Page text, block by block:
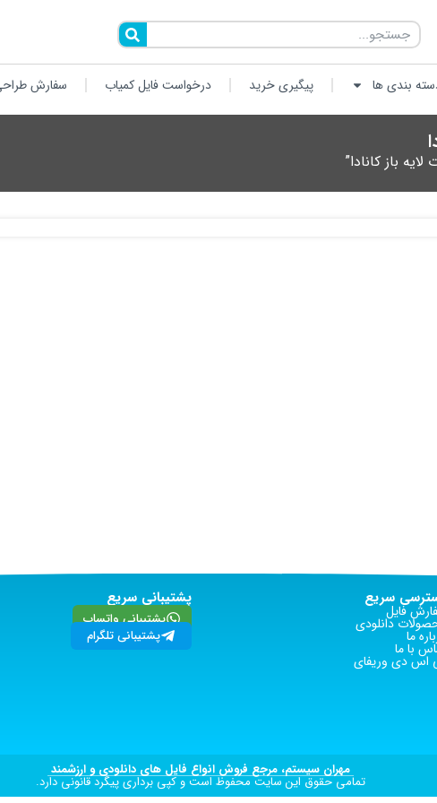
بندی ها پیگیری خرید درخواست فایل کمیاب سفارش
باز کانادا”
سریع
فایل
دانلودی
ما
با ما
اس دی وریفای
پشتیبانی سریع
پشتیبانی واتساپ
پشتیبانی تلگرام
مهران سیستم، مرجع فروش انواع فایل های دانلودی و ارزشمند
تمامی حقوق این سایت محفوظ است و کپی برداری پیگرد قانونی دارد.